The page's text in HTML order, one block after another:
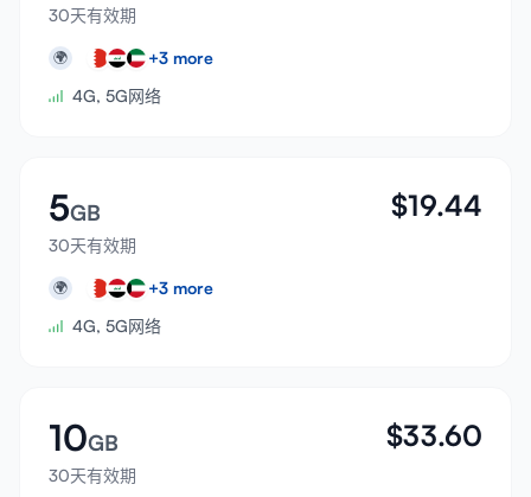
30天有效期
🌍 +3 more
4G, 5G网络
5GB
30天有效期
$19.44
🌍 +3 more
4G, 5G网络
10GB
30天有效期
$33.60